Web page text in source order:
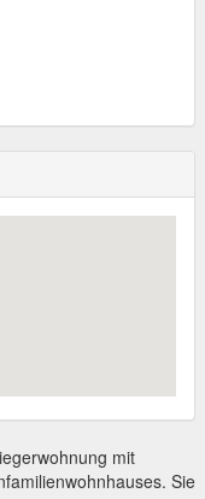
mit
Sie